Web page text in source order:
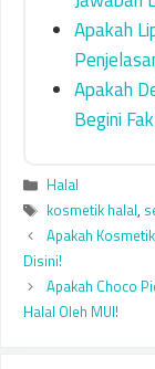
Apakah
Apakah
Begini
Categories
Halal
Tags
kosmetik halal,
Apakah
Disini!
Apakah Choco
Halal Oleh MUI!